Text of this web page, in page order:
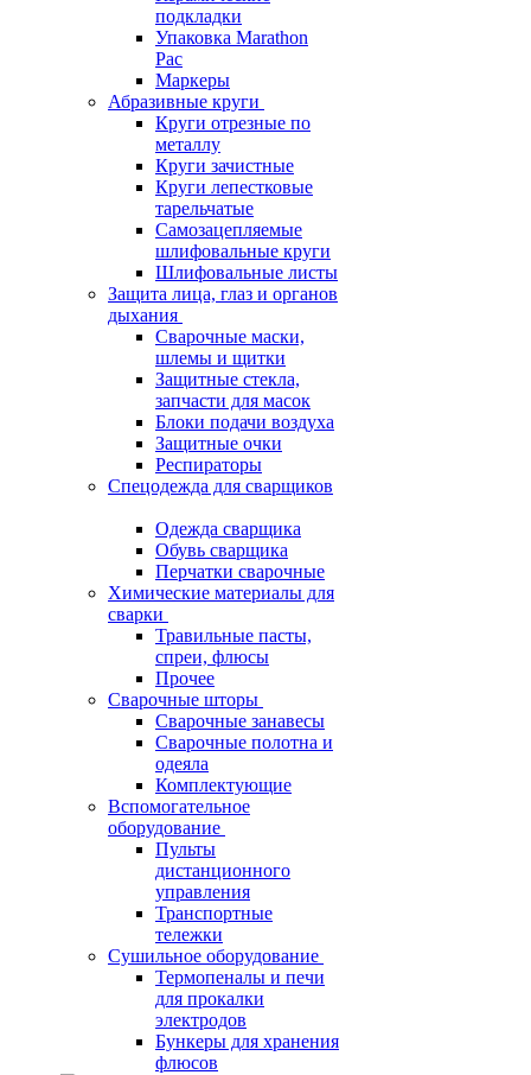
подкладки
Упаковка Marathon
Pac
Маркеры
Абразивные круги
Круги отрезные по
металлу
Круги зачистные
Круги лепестковые
тарельчатые
Самозацепляемые
шлифовальные круги
Шлифовальные листы
Защита лица, глаз и органов
дыхания
Сварочные маски,
шлемы и щитки
Защитные стекла,
запчасти для масок
Блоки подачи воздуха
Защитные очки
Респираторы
Спецодежда для сварщиков
Одежда сварщика
Обувь сварщика
Перчатки сварочные
Химические материалы для
сварки
Травильные пасты,
спреи, флюсы
Прочее
Сварочные шторы
Сварочные занавесы
Сварочные полотна и
одеяла
Комплектующие
Вспомогательное
оборудование
Пульты
дистанционного
управления
Транспортные
тележки
Сушильное оборудование
Термопеналы и печи
для прокалки
электродов
Бункеры для хранения
флюсов